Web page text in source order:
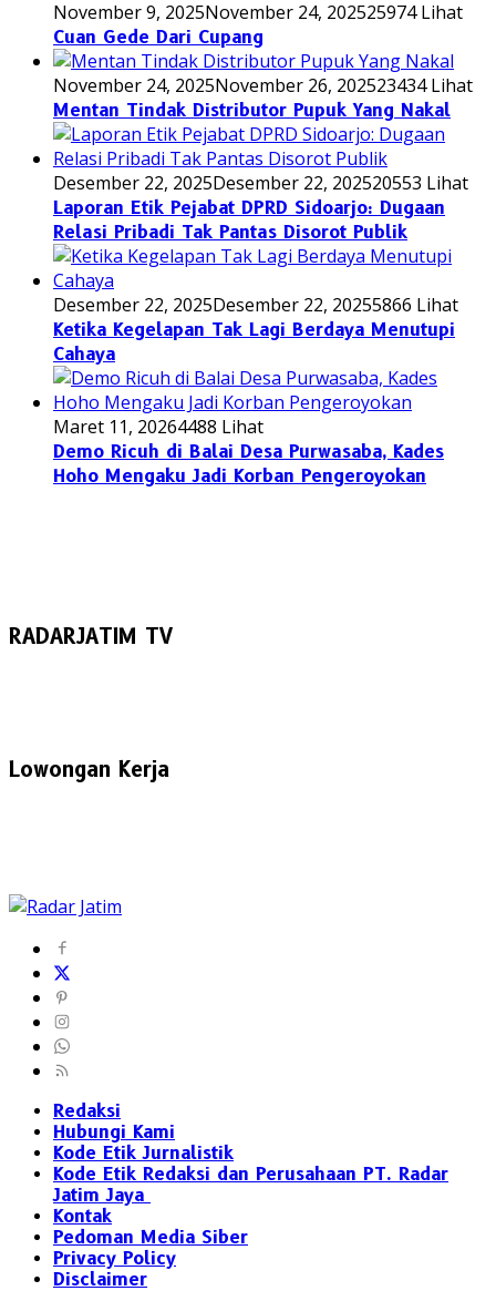
November 9, 2025November 24, 202525974 Lihat
Cuan Gede Dari Cupang
November 24, 2025November 26, 202523434 Lihat
Mentan Tindak Distributor Pupuk Yang Nakal
Desember 22, 2025Desember 22, 202520553 Lihat
Laporan Etik Pejabat DPRD Sidoarjo: Dugaan
Relasi Pribadi Tak Pantas Disorot Publik
Desember 22, 2025Desember 22, 20255866 Lihat
Ketika Kegelapan Tak Lagi Berdaya Menutupi
Cahaya
Maret 11, 20264488 Lihat
Demo Ricuh di Balai Desa Purwasaba, Kades
Hoho Mengaku Jadi Korban Pengeroyokan
RADARJATIM TV
Lowongan Kerja
Redaksi
Hubungi Kami
Kode Etik Jurnalistik
Kode Etik Redaksi dan Perusahaan PT. Radar
Jatim Jaya
Kontak
Pedoman Media Siber
Privacy Policy
Disclaimer